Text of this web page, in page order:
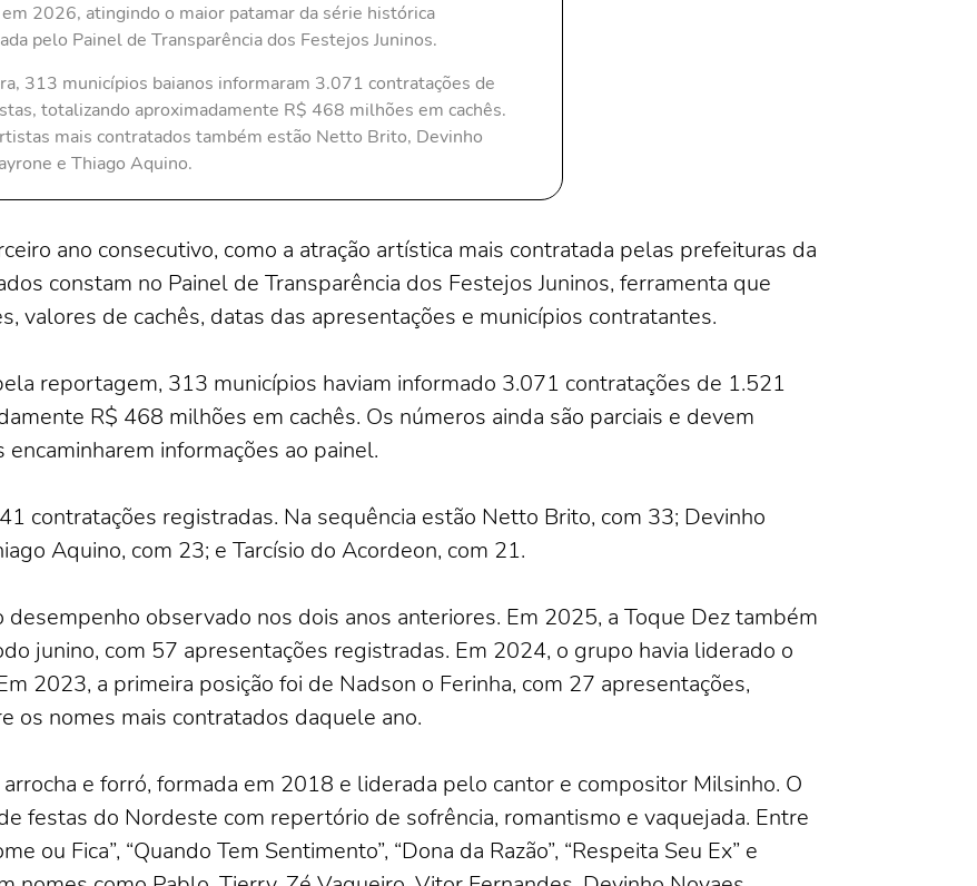
2026, atingindo o maior patamar da série histórica
pelo Painel de Transparência dos Festejos Juninos.
313 municípios baianos informaram 3.071 contratações de
totalizando aproximadamente R$ 468 milhões em cachês.
mais contratados também estão Netto Brito, Devinho
e Thiago Aquino.
ano consecutivo, como a atração artística mais contratada pelas prefeituras da
constam no Painel de Transparência dos Festejos Juninos, ferramenta que
valores de cachês, datas das apresentações e municípios contratantes.
reportagem, 313 municípios haviam informado 3.071 contratações de 1.521
R$ 468 milhões em cachês. Os números ainda são parciais e devem
informações ao painel.
contratações registradas. Na sequência estão Netto Brito, com 33; Devinho
Aquino, com 23; e Tarcísio do Acordeon, com 21.
observado nos dois anos anteriores. Em 2025, a Toque Dez também
junino, com 57 apresentações registradas. Em 2024, o grupo havia liderado o
2023, a primeira posição foi de Nadson o Ferinha, com 27 apresentações,
os nomes mais contratados daquele ano.
e forró, formada em 2018 e liderada pelo cantor e compositor Milsinho. O
festas do Nordeste com repertório de sofrência, romantismo e vaquejada. Entre
ou Fica”, “Quando Tem Sentimento”, “Dona da Razão”, “Respeita Seu Ex” e